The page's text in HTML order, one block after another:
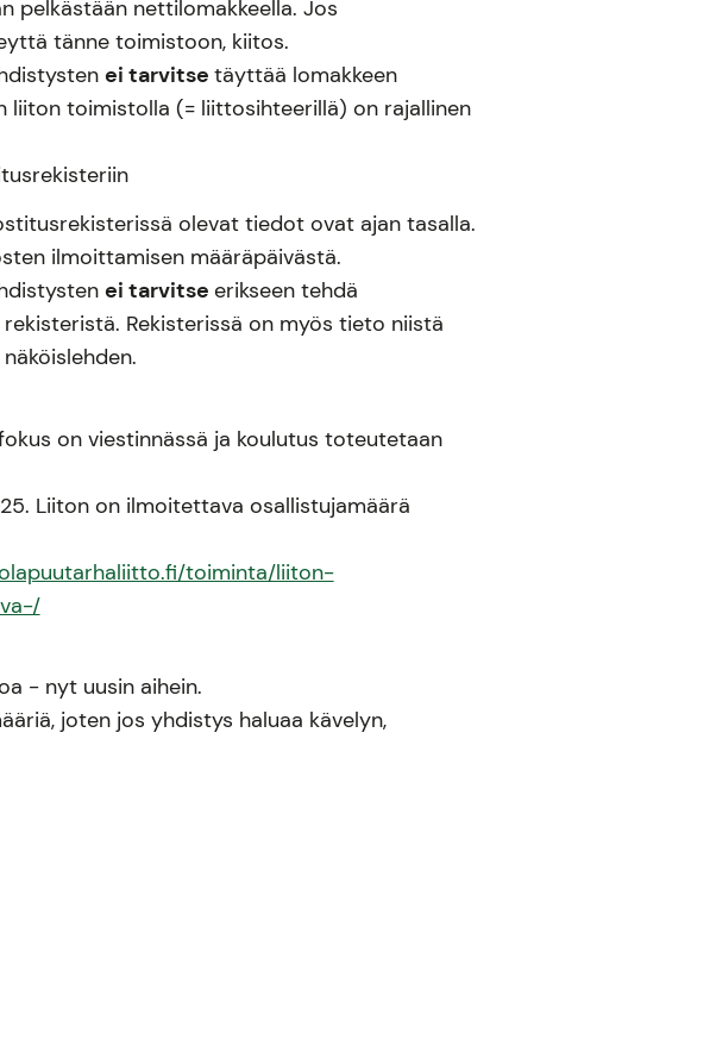
pelkästään nettilomakkeella. Jos
tänne toimistoon, kiitos.
ei tarvitse täyttää lomakkeen
toimistolla (= liittosihteerillä) on rajallinen
olevat tiedot ovat ajan tasalla.
ilmoittamisen määräpäivästä.
ei tarvitse erikseen tehdä
Rekisterissä on myös tieto niistä
on viestinnässä ja koulutus toteutetaan
Liiton on ilmoitettava osallistujamäärä
toiminta/liiton-
- nyt uusin aihein.
joten jos yhdistys haluaa kävelyn,